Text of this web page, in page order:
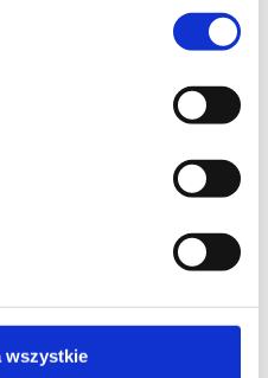
wszystkie
Build,